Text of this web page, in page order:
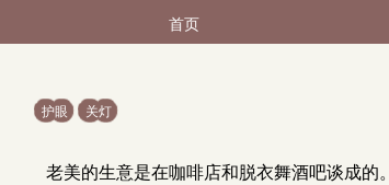
首页
护眼 关灯
老美的生意是在咖啡店和脱衣舞酒吧谈成的。